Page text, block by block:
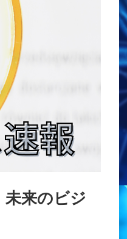
来のビジ